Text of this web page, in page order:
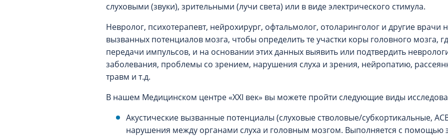
слуховыми (звуки), зрительными (лучи света) или в виде электрического стимула.
Невролог, психотерапевт, нейрохирург, офтальмолог, отоларинголог и другие врачи
вызванных потенциалов мозга, чтобы определить те участки коры головного мозга,
передачи импульсов, и на основании этих данных выявить или подтвердить
заболевания, проблемы со зрением, нарушения слуха и зрения, нейропатию,
травм и т.д.
В нашем Медицинском центре «XXI век» вы можете пройти следующие виды
Акустические вызванные потенциалы (слуховые стволовые/субкортикальные,
нарушения между органами слуха и головным мозгом. Выполняется с помощью